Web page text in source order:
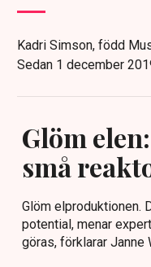
Kadri Simson, född
Sedan 1 december
Glöm
små
Glöm elproduktionen.
potential, menar
göras, förklarar Janne